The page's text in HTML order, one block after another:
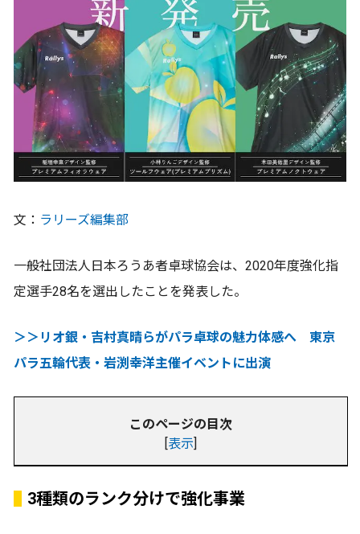
文： ラリーズ編集部
一般社団法人日本ろうあ者卓球協会は、2020年度強化指
定選手28名を選出したことを発表した。
＞＞リオ銀・吉村真晴らがパラ卓球の魅力体感へ 東京
パラ五輪代表・岩渕幸洋主催イベントに出演
このページの目次
[表示]
3種類のランク分けで強化事業